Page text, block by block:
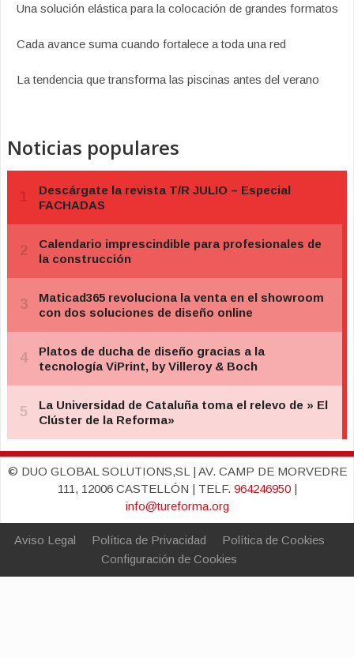
Una solución elástica para la colocación de grandes formatos
Cada avance suma cuando fortalece a toda una red
La tendencia que transforma las piscinas antes del verano
Noticias populares
© DUO GLOBAL SOLUTIONS,SL | AV. CAMP DE MORVEDRE
111, 12006 CASTELLÓN | TELF. 964246950|
info@tureforma.org
Aviso Legal Política de Privacidad
Política de Cookies
Configuración de Cookies